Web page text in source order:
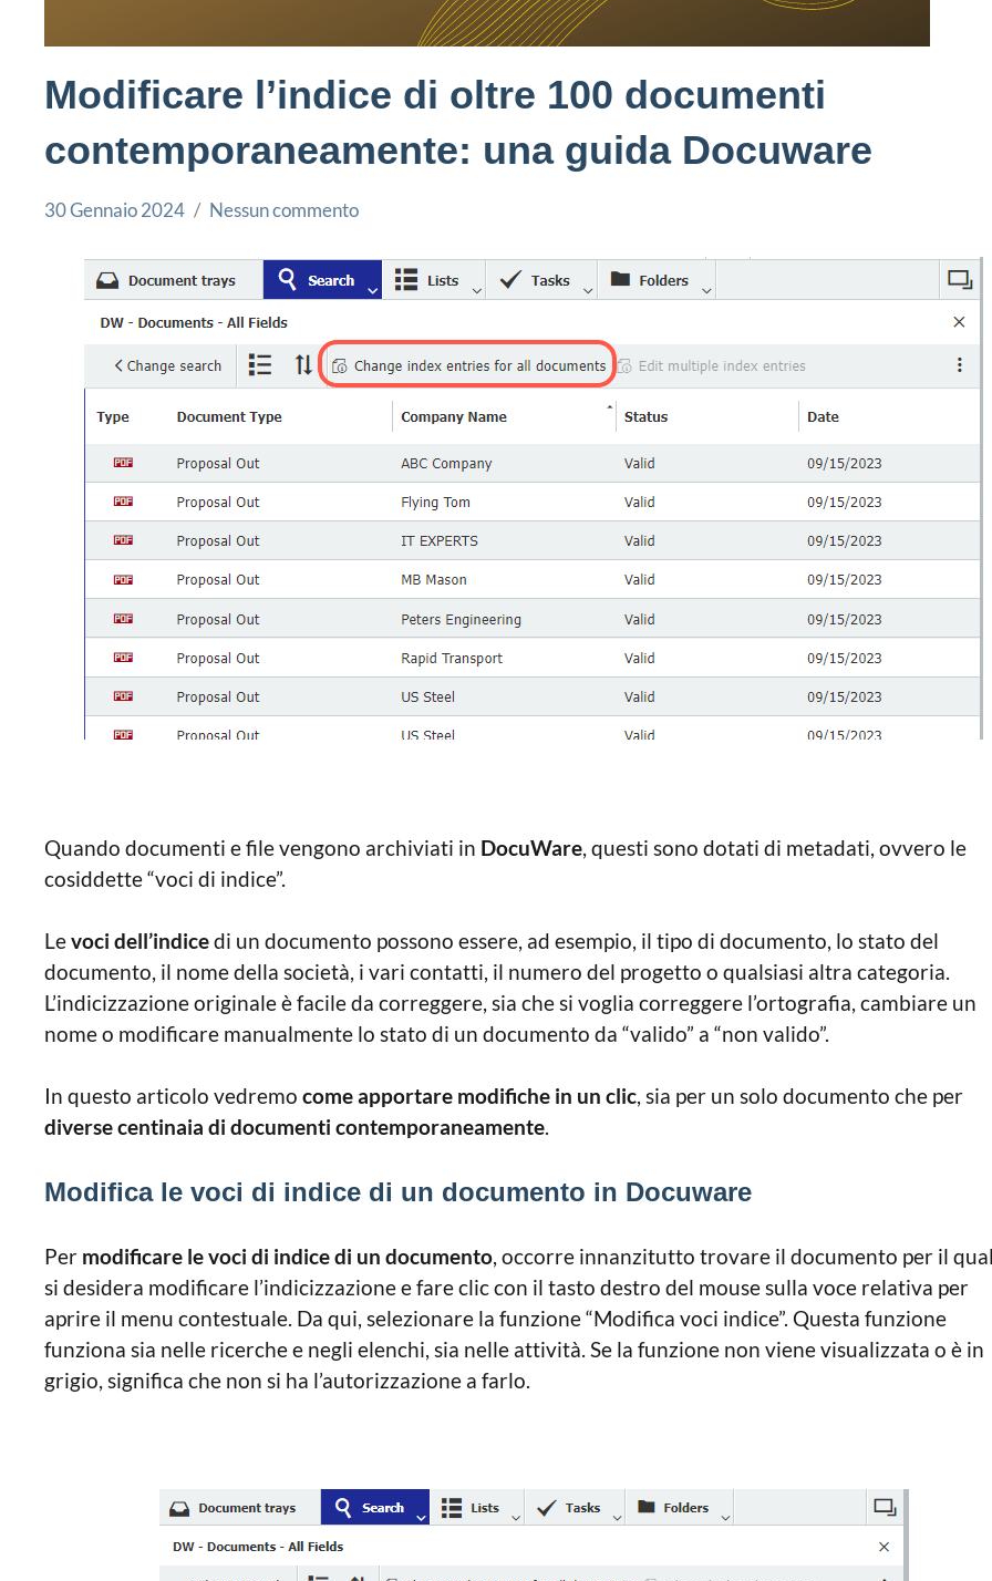
Modificare l’indice di oltre 100 documenti
contemporaneamente: una guida Docuware
30 Gennaio 2024
Simone
Nessun commento
Quando documenti e file vengono archiviati in DocuWare, questi sono dotati di metadati, ovvero le
cosiddette “voci di indice”.
Levoci dell’indicedi un documento possono essere, ad esempio, il tipo di documento, lo stato del
documento, il nome della società, i vari contatti, il numero del progetto o qualsiasi altra categoria.
L’indicizzazione originale è facile da correggere, sia che si voglia correggere l’ortografia, cambiare un
nome o modificare manualmente lo stato di un documento da “valido” a “non valido”.
In questo articolo vedremo come apportare modifiche in un clic, sia per un solo documento che per
diverse centinaia di documenti contemporaneamente.
Modifica le voci di indice di un documento in Docuware
Per modificare le voci di indice di un documento, occorre innanzitutto trovare il documento per il
si desidera modificare l’indicizzazione e fare clic con il tasto destro del mouse sulla voce relativa per
aprire il menu contestuale. Da qui, selezionare la funzione “Modifica voci indice”. Questa funzione
funziona sia nelle ricerche e negli elenchi, sia nelle attività. Se la funzione non viene visualizzata o è in
grigio, significa che non si ha l’autorizzazione a farlo.